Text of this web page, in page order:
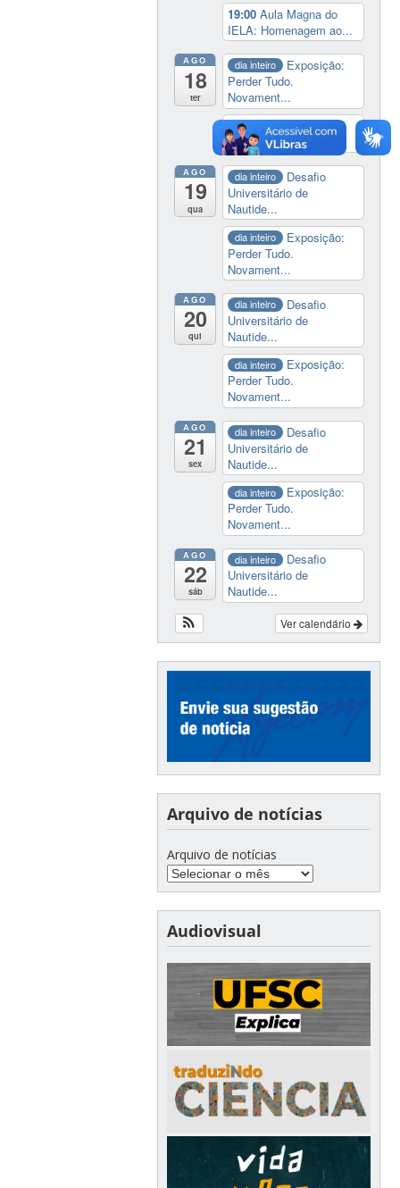
19:00Aula Magna do
IELA: Homenagem ao...
AGO
18
ter
dia inteiro
Exposição:
Perder Tudo.
Novament...
14:00Soberania
tecnológica e digital
AGO
19
qua
dia inteiro
Desafio
Universitário de
Nautide...
dia inteiro
Exposição:
Perder Tudo.
Novament...
AGO
20
qui
dia inteiro
Desafio
Universitário de
Nautide...
dia inteiro
Exposição:
Perder Tudo.
Novament...
AGO
21
sex
dia inteiro
Desafio
Universitário de
Nautide...
dia inteiro
Exposição:
Perder Tudo.
Novament...
AGO
22
sáb
dia inteiro
Desafio
Universitário de
Nautide...
Ver calendário
Arquivo de notícias
Arquivo de notícias
Audiovisual